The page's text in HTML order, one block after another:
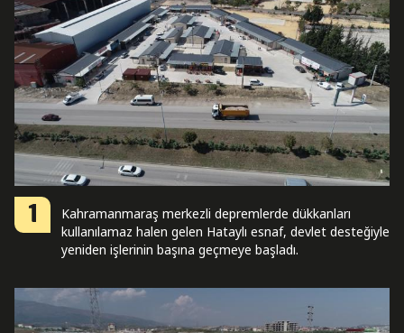
1
Kahramanmaraş merkezli depremlerde dükkanları
kullanılamaz halen gelen Hataylı esnaf, devlet desteğiyle
yeniden işlerinin başına geçmeye başladı.